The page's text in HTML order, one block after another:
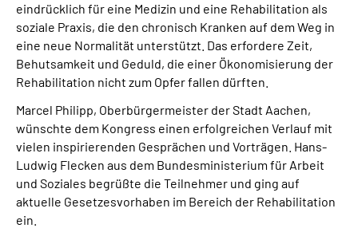
eindrücklich für eine Medizin und eine Rehabilitation als
soziale Praxis, die den chronisch Kranken auf dem Weg in
eine neue Normalität unterstützt. Das erfordere Zeit,
Behutsamkeit und Geduld, die einer Ökonomisierung der
Rehabilitation nicht zum Opfer fallen dürften.
Marcel Philipp, Oberbürgermeister der Stadt Aachen,
wünschte dem Kongress einen erfolgreichen Verlauf mit
vielen inspirierenden Gesprächen und Vorträgen. Hans-
Ludwig Flecken aus dem Bundesministerium für Arbeit
und Soziales begrüßte die Teilnehmer und ging auf
aktuelle Gesetzesvorhaben im Bereich der Rehabilitation
ein.